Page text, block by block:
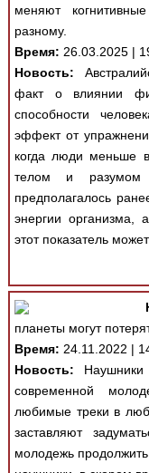
меняют
разному.
Время: 26.03.2025 |
Новость:
факт о влиянии
способности
эффект от
когда люди меньше
телом и разумом
предполагалось
энергии организма,
этот показатель
планеты могут
Время: 24.11.2022 |
Новость:
современной
любимые треки в
заставляют
молодежь